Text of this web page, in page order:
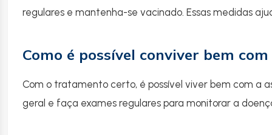
regulares e mantenha-se vacinado. Essas medidas
Como é possível conviver bem
Com o tratamento certo, é possível viver bem com a
geral e faça exames regulares para monitorar a